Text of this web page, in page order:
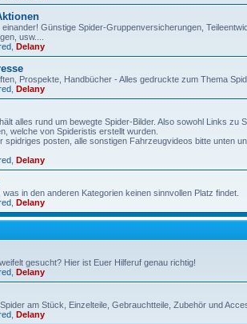
Günstige Spider-Gruppenversicherungen,
usw....
Delany
Prospekte, Handbücher - Alles gedruckte zum Thema
Delany
alles rund um bewegte Spider-Bilder. Also sowohl Links zu
welche von Spideristis erstellt wurden.
spidriges posten, alle sonstigen Fahrzeugvideos bitte unten
Delany
was in den anderen Kategorien keinen sinnvollen Platz findet.
Delany
gesucht? Hier ist Euer Hilferuf genau richtig!
Delany
am Stück, Einzelteile, Gebrauchtteile, Zubehör und
Delany